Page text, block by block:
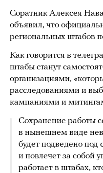
Соратник Алексея
объявил, что
региональных штабов
Как говорится в
штабы станут
организациями,
расследованиями и
кампаниями и
Сохранение работы
в нынешнем виде
будет подведено под
и повлечет за собой
работает в штабах,